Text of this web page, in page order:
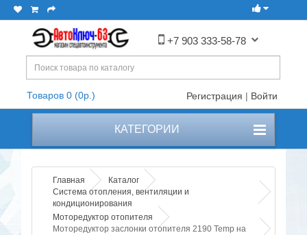
+7 903 333-58-78
Товаров 0 (0р.) Регистрация | Войти
КАТЕГОРИИ
Главная
Каталог
Система отопления, вентиляции и
кондиционирования
Моторедуктор отопителя
Моторедуктор заслонки отопителя 2190 Temp на